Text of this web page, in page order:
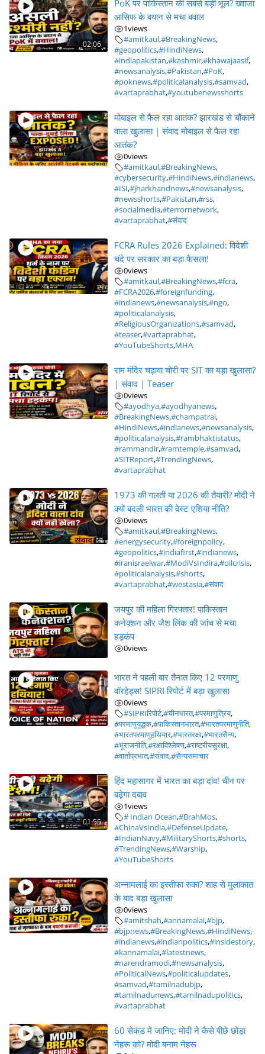
02:06
PoK पर पाकिस्तान की सबसे बड़ी भूल? ख्वाजा
आसिफ के बयान से मचा बवाल
1views
#amitkaul,#BreakingNews,
#geopolitics,#HindiNews,
#indiapakistan,#kashmir,#khawajaasif,
#newsanalysis,#Pakistan,#PoK,
#poknews,#politicalanalysis,#samvad,
#vartaprabhat,#youtubenewsshorts
मोबाइल से फैल रहा आतंक? झारखंड से चौंकाने
वाला खुलासा | संवाद मोबाइल से फैल रहा
आतंक?
0views
#amitkaul,#BreakingNews,
#cybersecurity,#HindiNews,#indianews,
#ISI,#jharkhandnews,#newsanalysis,
#newsshorts,#Pakistan,#rss,
#socialmedia,#terrornetwork,
#vartaprabhat,#संवाद
FCRA Rules 2026 Explained: विदेशी
चंदे पर सरकार का बड़ा फैसला!
0views
#amitkaul,#BreakingNews,#fcra,
#FCRA2026,#foreignfunding,
#indianews,#newsanalysis,#ngo,
#politicalanalysis,
#ReligiousOrganizations,#samvad,
#teaser,#vartaprabhat,
#YouTubeShorts,MHA
राम मंदिर चढ़ावा चोरी पर SIT का बड़ा खुलासा?
| संवाद | Teaser
0views
#ayodhya,#ayodhyanews,
#BreakingNews,#champatrai,
#HindiNews,#indianews,#newsanalysis,
#politicalanalysis,#rambhaktistatus,
#rammandir,#ramtemple,#samvad,
#SITReport,#TrendingNews,
#vartaprabhat
1973 की गलती या 2026 की तैयारी? मोदी ने
क्यों बदली भारत की वेस्ट एशिया नीति?
0views
#amitkaul,#BreakingNews,
#energysecurity,#foreignpolicy,
#geopolitics,#indiafirst,#indianews,
#iranisraelwar,#ModiVsIndira,#oilcrisis,
#politicalanalysis,#shorts,
#vartaprabhat,#westasia,#संवाद
जयपुर की महिला गिरफ्तार! पाकिस्तान
कनेक्शन और जैश लिंक की जांच से मचा
हड़कंप
0views
भारत ने पहली बार तैनात किए 12 परमाणु
वॉरहेड्स! SIPRI रिपोर्ट में बड़ा खुलासा
0views
#SIPRIरिपोर्ट,#चीनभारत,#परमाणुत्रिय,
#परमाणुयुद्धक,#पाकिस्तानभारत,#भारतपरमाणुनीति,
#भारतपरमाणुहथियार,#भारतरक्षा,#भारतसैन्य,
#भूराजनीति,#रक्षाविश्लेषण,#राष्ट्रीयसुरक्षा,
#वार्ताप्रभात,#संवाद,#सैन्यसमाचार
01:55
हिंद महासागर में भारत का बड़ा दांव! चीन पर
बढ़ेगा दबाव
1views
# Indian Ocean,#BrahMos,
#ChinaVsIndia,#DefenseUpdate,
#IndianNavy,#MilitaryShorts,#shorts,
#TrendingNews,#Warship,
#YouTubeShorts
अन्नामलाई का इस्तीफा रुका? शाह से मुलाकात
के बाद बड़ा खुलासा
0views
#amitshah,#annamalai,#bjp,
#bjpnews,#BreakingNews,#HindiNews,
#indianews,#indianpolitics,#insidestory,
#kannamalai,#latestnews,
#narendramodi,#newsanalysis,
#PoliticalNews,#politicalupdates,
#samvad,#tamilnadubjp,
#tamilnadunews,#tamilnadupolitics,
#vartaprabhat
60 सेकंड में जानिए: मोदी ने कैसे पीछे छोड़ा
नेहरू को? मोदी बनाम नेहरू